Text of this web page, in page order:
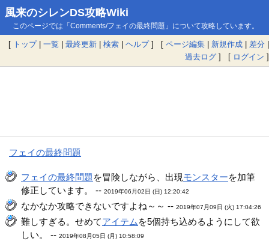
風来のシレンDS攻略Wiki
このページでは「Comments/フェイの最終問題」について攻略しています。
[ トップ| 一覧 | 最終更新 | 検索 | ヘルプ] [ ページ編集 | 新規作成 | 差分 |
過去ログ ] [ ログイン ]
フェイの最終問題
フェイの最終問題 を冒険しながら、出現モンスターを加筆
修正しています。 --2019年06月02日 (日) 12:20:42
なかなか攻略できないですよね～～ --2019年07月09日 (火) 17:04:26
難しすぎる。せめてアイテム を5個持ち込めるようにして欲
しい。 --2019年08月05日 (月) 10:58:09